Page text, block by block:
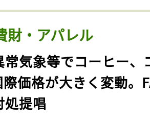
財・アパレル
常気象等でコーヒー、
際価格が大きく変動。
処提唱